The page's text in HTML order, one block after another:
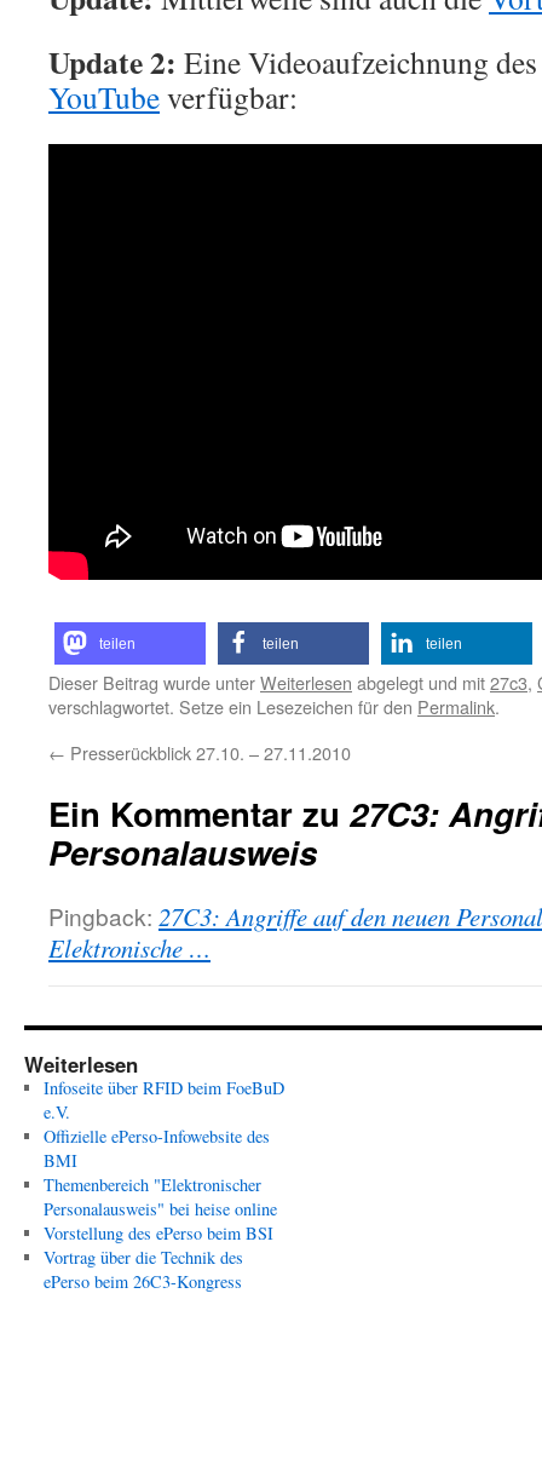
Update 2: Eine Videoaufzeichnung
YouTubeverfügbar:
teilen teilen teilen
Dieser Beitrag wurde unterWeiterlesen abgelegt und mit27c3,
verschlagwortet. Setze ein Lesezeichen für den Permalink.
← Presserückblick 27.10. – 27.11.2010
Ein Kommentar zu27C3:
Personalausweis
Pingback: 27C3: Angriffe auf den neuen
Elektronische …
Weiterlesen
Infoseite über RFID beim FoeBuD
e.V.
Offizielle ePerso-Infowebsite des
BMI
Themenbereich "Elektronischer
Personalausweis" bei heise online
Vorstellung des ePerso beim BSI
Vortrag über die Technik des
ePerso beim 26C3-Kongress